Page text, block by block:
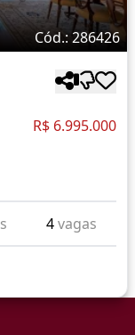
Cód.: 286426
R$ 6.995.000
4vagas